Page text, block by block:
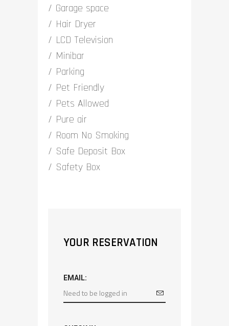
Garage space
Hair Dryer
LCD Television
Minibar
Parking
Pet Friendly
Pets Allowed
Pure air
Room No Smoking
Safe Deposit Box
Safety Box
YOUR RESERVATION
EMAIL: